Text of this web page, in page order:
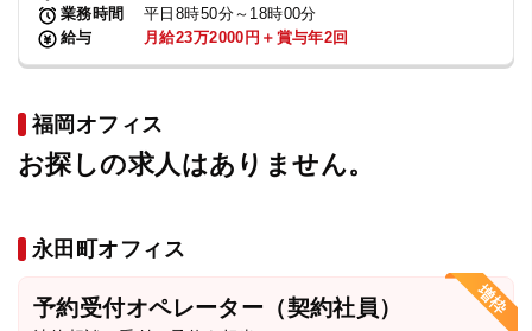
業務時間
平日8時50分～18時00分
給与
月給23万2000円＋賞与年2回
福岡オフィス
お探しの求人はありません。
永田町オフィス
予約受付オペレーター（契約社員）